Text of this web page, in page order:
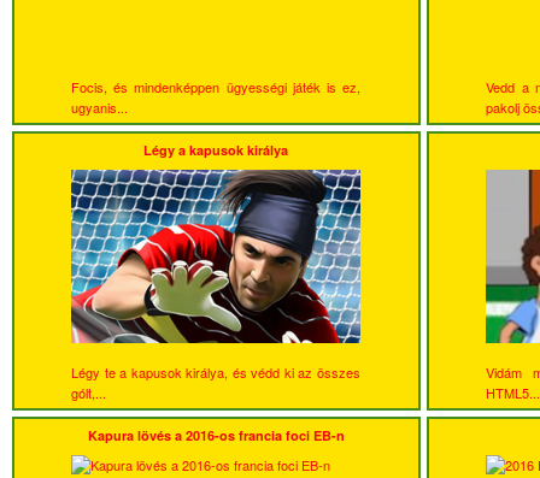
Focis, és mindenképpen ügyességi játék is ez,
ugyanis...
Vedd a
pakolj
Légy a kapusok királya
Légy te a kapusok királya, és védd ki az összes
gólt,...
Vidám
HTML5...
Kapura lövés a 2016-os francia foci EB-n